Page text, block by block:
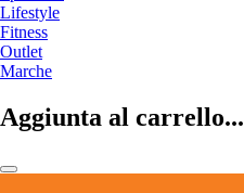
Lifestyle
Fitness
Outlet
Marche
Aggiunta al carrello...